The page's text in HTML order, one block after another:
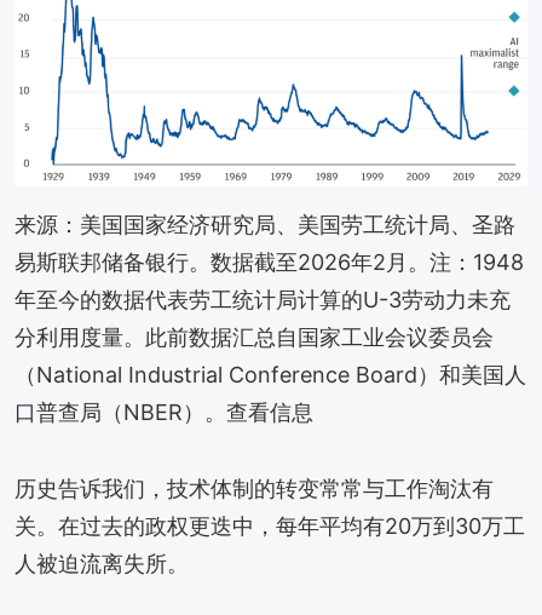
来源：美国国家经济研究局、美国劳工统计局、圣路
易斯联邦储备银行。数据截至2026年2月。注：1948
年至今的数据代表劳工统计局计算的U-3劳动力未充
分利用度量。此前数据汇总自国家工业会议委员会
（National Industrial Conference Board）和美国人
口普查局（NBER）。查看信息
历史告诉我们，技术体制的转变常常与工作淘汰有
关。在过去的政权更迭中，每年平均有20万到30万工
人被迫流离失所。